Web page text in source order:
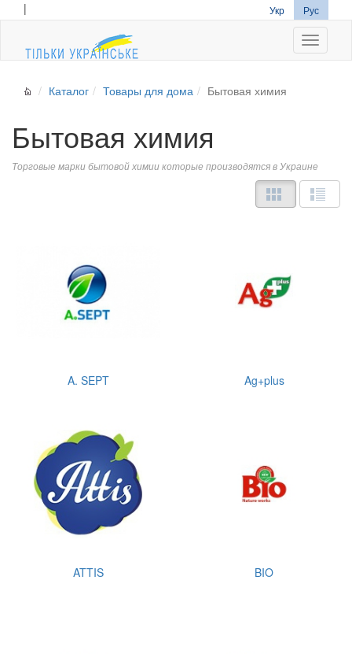
| Укр Рус
Каталог Товары для дома Бытовая химия
Бытовая химия
Торговые марки бытовой химии которые производятся в Украине
A. SEPT Ag+plus
ATTIS BIO